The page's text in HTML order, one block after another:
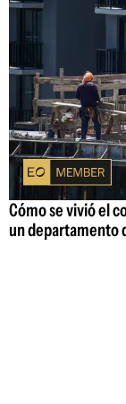
Cómo se vivió el
un departamento